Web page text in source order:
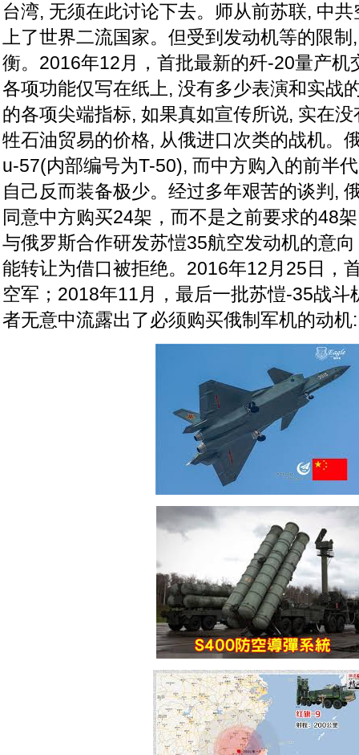
台湾, 无须在此讨论下去。师从前苏联, 中
上了世界二流国家。但受到发动机等的限
衡。2016年12月，首批最新的歼-20量产机
各项功能仅写在纸上, 没有多少表演和实战
的各项尖端指标, 如果真如宣传所说, 实在
牲石油贸易的价格, 从俄进口次类的战机。
u-57(内部编号为T-50), 而中方购入的前半
自己反而装备极少。经过多年艰苦的谈判,
同意中方购买24架，而不是之前要求的48
与俄罗斯合作研发苏愷35航空发动机的意
能转让为借口被拒绝。2016年12月25日，
空军；2018年11月，最后一批苏愷-35战斗
者无意中流露出了必须购买俄制军机的动机: